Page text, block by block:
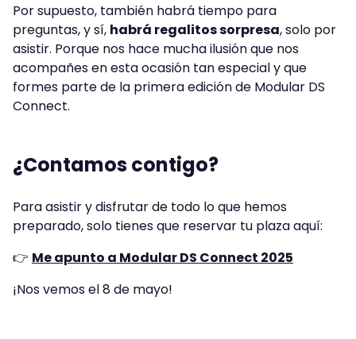
Por supuesto, también habrá tiempo para
preguntas, y sí, habrá regalitos sorpresa, solo por
asistir. Porque nos hace mucha ilusión que nos
acompañes en esta ocasión tan especial y que
formes parte de la primera edición de Modular DS
Connect.
¿Contamos contigo?
Para asistir y disfrutar de todo lo que hemos
preparado, solo tienes que reservar tu plaza aquí:
👉 Me apunto a Modular DS Connect 2025
¡Nos vemos el 8 de mayo!